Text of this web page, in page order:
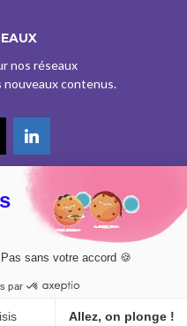
nos réseaux
nouveaux contenus.
DE PRESSE EN LIGNE PAR LA
(IPG ART.39BISA CGI)
sans votre accord 🍪
par
Allez, on plonge !